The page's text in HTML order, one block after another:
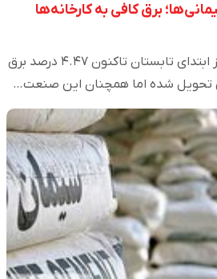
برق کافی به کارخانه‌ها
اگرچه طبق اعلام متولیان از ابتدای تابستان تاکنون ۴.۴۷ درصد برق
تحویل شده اما همچنان این صنعت…